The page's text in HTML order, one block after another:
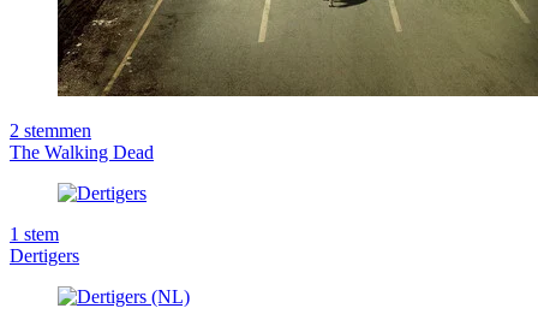
2 stemmen
The Walking Dead
1 stem
Dertigers